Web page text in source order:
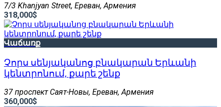
7/3 Khanjyan Street, Ереван, Армения
318,000$
Վաճառք
Չորս սենյականոց բնակարան Երևանի
կենտրոնում, քարե շենք
37 проспект Саят-Новы, Ереван, Армения
360,000$